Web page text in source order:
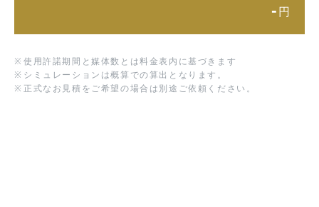
- 円
※ 使用許諾期間と媒体数とは料金表内に基づきます
※ シミュレーションは概算での算出となります。
※ 正式なお見積をご希望の場合は別途ご依頼ください。